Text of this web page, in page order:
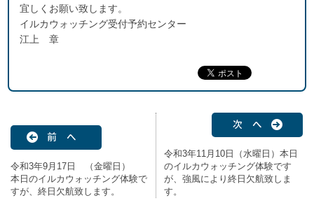
宜しくお願い致します。
イルカウォッチング受付予約センター
江上 章
前 へ
令和3年9月17日 （金曜日）
本日のイルカウォッチング体験で
すが、終日欠航致します。
次 へ
令和3年11月10日（水曜日）本日
のイルカウォッチング体験です
が、強風により終日欠航致しま
す。